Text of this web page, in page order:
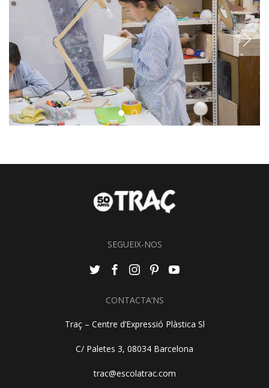
SEGUEIX-NOS
CONTACTA’NS
Traç – Centre d’Expressió Plàstica Sl
C/ Paletes 3, 08034 Barcelona
trac@escolatrac.com